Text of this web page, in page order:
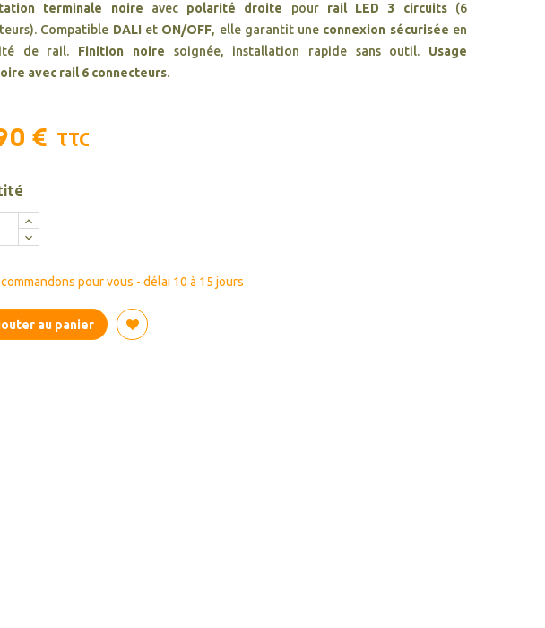
terminale noire avec polarité droite pour rail LED 3 circuits(6
Compatible DALIet ON/OFF, elle garantit une connexion sécurisée en
de rail. Finition noire soignée, installation rapide sans outil. Usage
avec rail 6 connecteurs.
€ TTC
pour vous - délai 10 à 15 jours
au panier